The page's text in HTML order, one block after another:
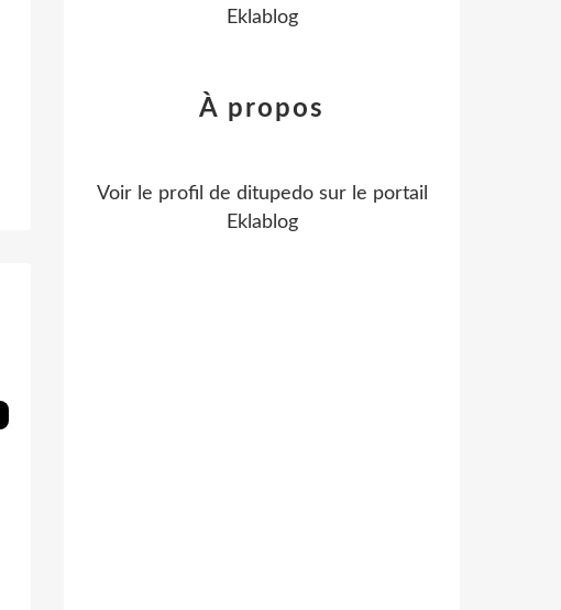
Eklablog
À propos
Voir le profil de ditupedosur le portail
Eklablog